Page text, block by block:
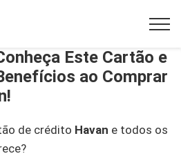
Este Cartão e
ao Comprar
de crédito Havan e todos os